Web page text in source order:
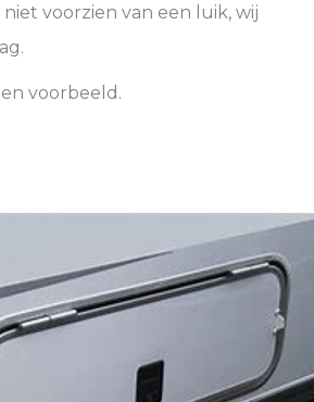
niet voorzien van een luik, wij
voorbeeld.